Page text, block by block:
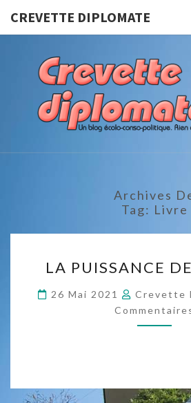
CREVETTE DIPLOMATE
Un
Archives
Tag: Livre
DES
LA PUISSANCE
26 Mai 2021 Crevette